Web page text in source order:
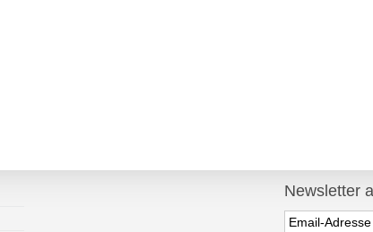
Newsletter